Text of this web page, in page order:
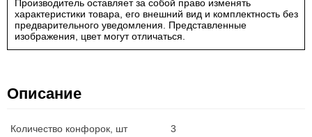
Производитель оставляет за собой право изменять
характеристики товара, его внешний вид и комплектность без
предварительного уведомления. Представленные
изображения, цвет могут отличаться.
Описание
Количество конфорок, шт
3